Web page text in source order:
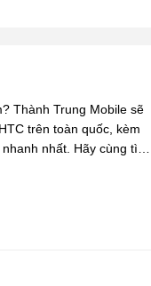
Thành Trung Mobile sẽ
trên toàn quốc, kèm
nhất. Hãy cùng tìm